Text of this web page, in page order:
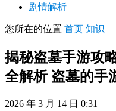
剧情解析
您所在的位置 首页 知识
揭秘盗墓手游攻
全解析 盗墓的手
2026 年 3 月 14 日 0:31